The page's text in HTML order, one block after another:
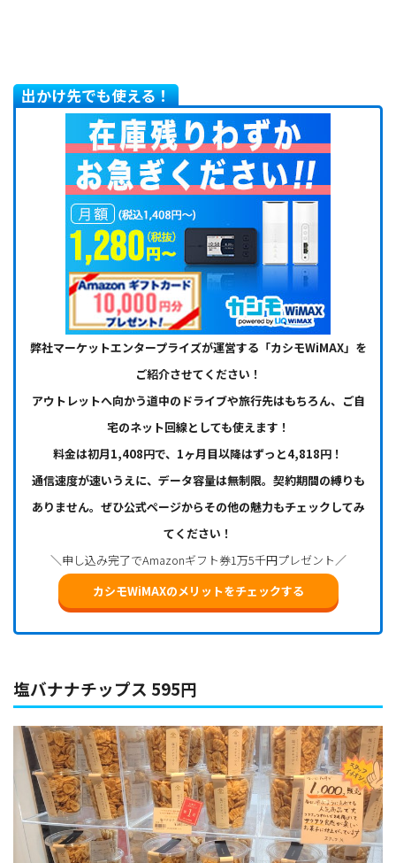
出かけ先でも使える！
弊社マーケットエンタープライズが運営する「カシモWiMAX」を
ご紹介させてください！
アウトレットへ向かう道中のドライブや旅行先はもちろん、ご自
宅のネット回線としても使えます！
料金は初月1,408円で、1ヶ月目以降はずっと4,818円！
通信速度が速いうえに、データ容量は無制限。契約期間の縛りも
ありません。ぜひ公式ページからその他の魅力もチェックしてみ
てください！
＼申し込み完了でAmazonギフト券1万5千円プレゼント／
カシモWiMAXのメリットをチェックする
塩バナナチップス 595円